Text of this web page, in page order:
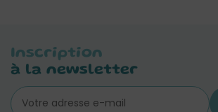
Inscription
à la newsletter